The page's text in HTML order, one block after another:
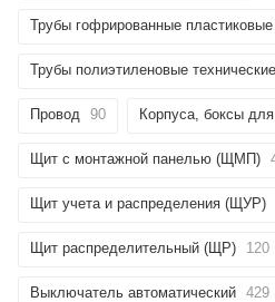
Трубы гофрированные пластиковые
Трубы полиэтиленовые технические
Провод 90 Корпуса, боксы
Щит с монтажной панелью (ЩМП)
Щит учета и распределения (ЩУР)
Щит распределительный (ЩР) 120
Выключатель автоматический 429